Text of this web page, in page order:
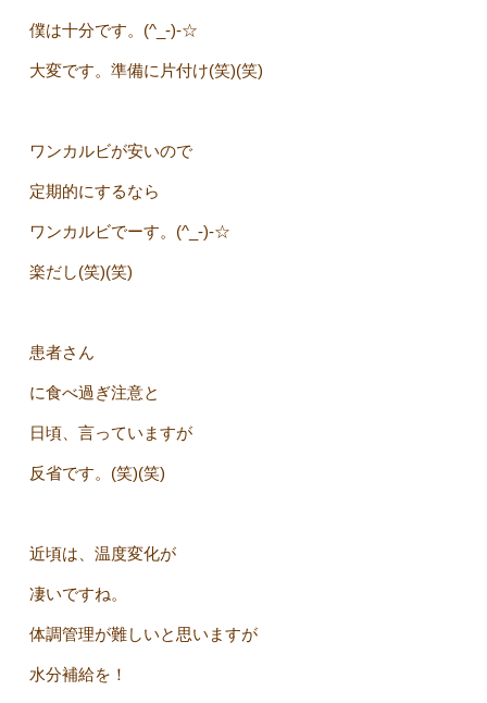
僕は十分です。(^_-)-☆
大変です。準備に片付け(笑)(笑)
ワンカルビが安いので
定期的にするなら
ワンカルビでーす。(^_-)-☆
楽だし(笑)(笑)
患者さん
に食べ過ぎ注意と
日頃、言っていますが
反省です。(笑)(笑)
近頃は、温度変化が
凄いですね。
体調管理が難しいと思いますが
水分補給を！